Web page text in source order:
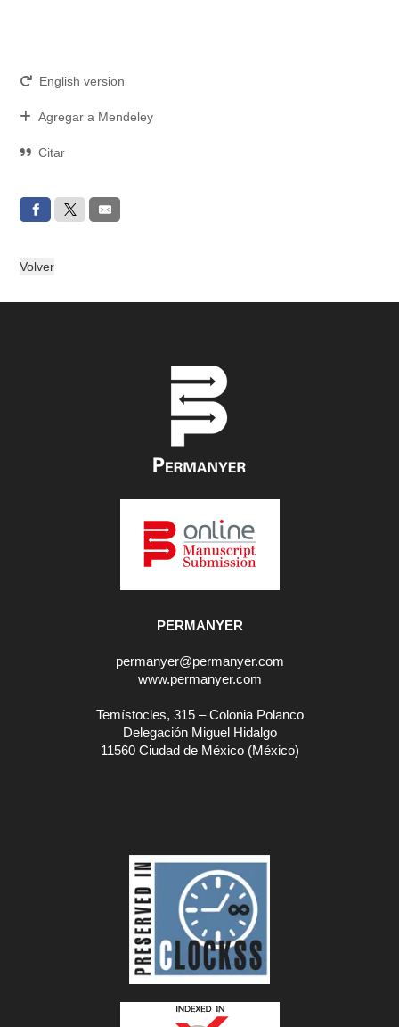
English version
Agregar a Mendeley
Citar
PERMANYER
permanyer@permanyer.com
www.permanyer.com
Temístocles, 315 – Colonia Polanco
Delegación Miguel Hidalgo
11560 Ciudad de México (México)